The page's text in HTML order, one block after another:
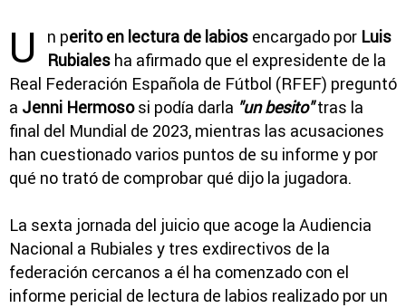
U n perito en lectura de labios encargado por Luis
Rubiales ha afirmado que el expresidente de la
Real Federación Española de Fútbol (RFEF) preguntó
a Jenni Hermososi podía darla "un besito" tras la
final del Mundial de 2023, mientras las acusaciones
han cuestionado varios puntos de su informe y por
qué no trató de comprobar qué dijo la jugadora.
La sexta jornada del juicio que acoge la Audiencia
Nacional a Rubiales y tres exdirectivos de la
federación cercanos a él ha comenzado con el
informe pericial de lectura de labios realizado por un